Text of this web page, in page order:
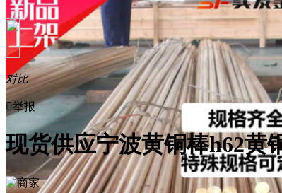
对比
举报
现货供应宁波黄铜棒h62黄